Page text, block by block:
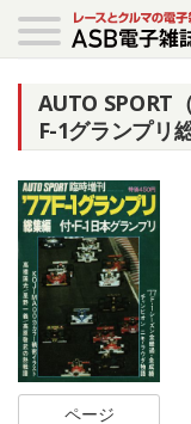
AUTO SPORT
F-1グランプリ
ページ